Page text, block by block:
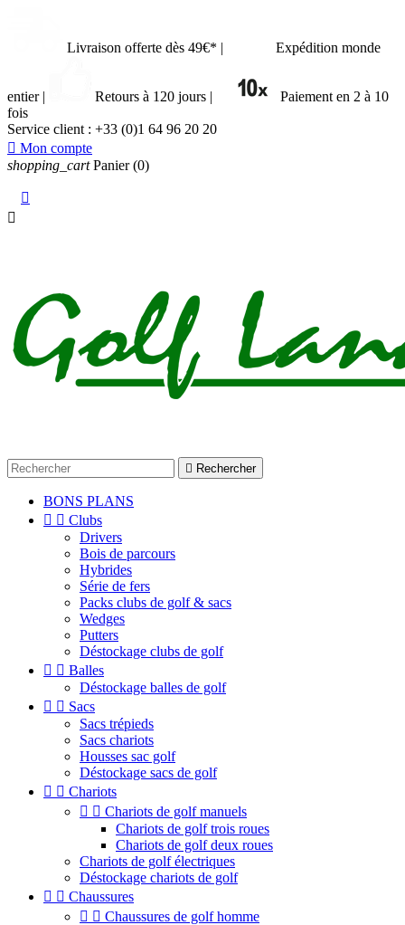
Livraison offerte dès 49€* | Expédition monde
entier | Retours à 120 jours |
Paiement en 2 à 10
fois
Service client : +33 (0)1 64 96 20 20
 Mon compte
shopping_cart Panier (0)


 Rechercher
BONS PLANS
  Clubs
Drivers
Bois de parcours
Hybrides
Série de fers
Packs clubs de golf & sacs
Wedges
Putters
Déstockage clubs de golf
  Balles
Déstockage balles de golf
  Sacs
Sacs trépieds
Sacs chariots
Housses sac golf
Déstockage sacs de golf
  Chariots
  Chariots de golf manuels
Chariots de golf trois roues
Chariots de golf deux roues
Chariots de golf électriques
Déstockage chariots de golf
  Chaussures
  Chaussures de golf homme